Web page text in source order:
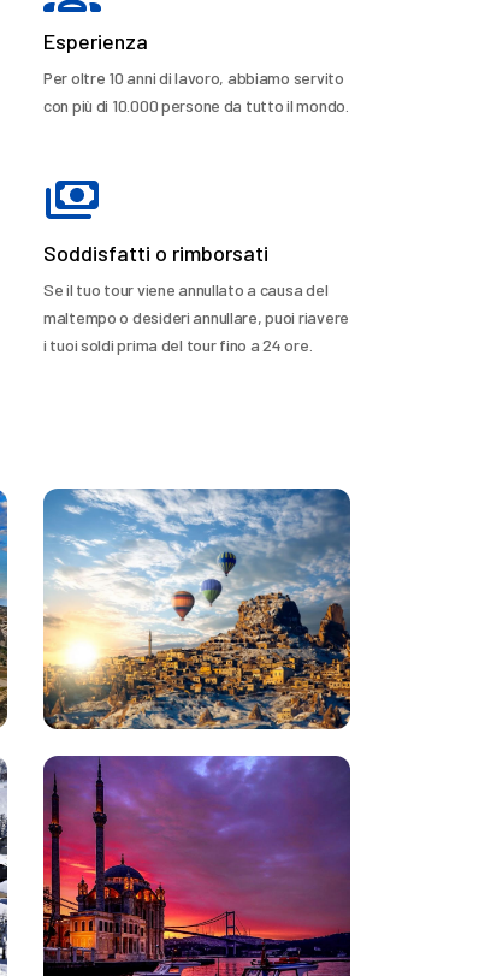
Esperienza
Per oltre 10 anni di lavoro, abbiamo servito
con più di 10.000 persone da tutto il mondo.
Soddisfatti o rimborsati
Se il tuo tour viene annullato a causa del
maltempo o desideri annullare, puoi riavere
i tuoi soldi prima del tour fino a 24 ore.